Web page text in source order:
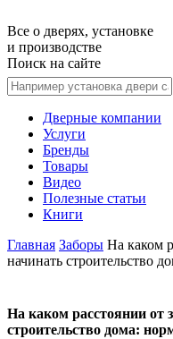
Все о дверях, установке
и производстве
Поиск на сайте
Дверные компании
Услуги
Бренды
Товары
Видео
Полезные статьи
Книги
Главная Заборы На каком
начинать строительство
На каком расстоянии от
строительство дома: